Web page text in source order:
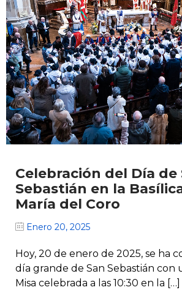
Celebración del Día de
Sebastián en la
María del Coro
Enero 20, 2025
Hoy, 20 de enero de 2025, se ha
día grande de San Sebastián con
Misa celebrada a las 10:30 en la […]